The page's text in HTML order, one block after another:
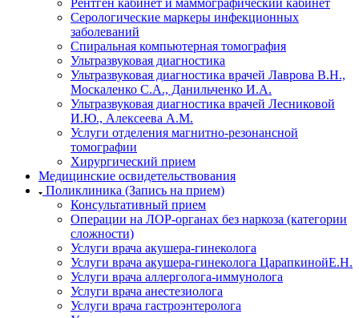
Серологические маркеры инфекционных
заболеваний
Спиральная компьютерная томография
Ультразвуковая диагностика
Ультразвуковая диагностика врачей Лаврова В.Н.,
Москаленко С.А., Данильченко И.А.
Ультразвуковая диагностика врачей Лесниковой
И.Ю., Алексеева А.М.
Услуги отделения магнитно-резонансной
томографии
Хирургический прием
Медицинские освидетельствования
Поликлиника (Запись на прием)
Консультативный прием
Операции на ЛОР-органах без наркоза (категории
сложности)
Услуги врача акушера-гинеколога
Услуги врача акушера-гинеколога ЦарапкинойЕ.Н.
Услуги врача аллерголога-иммунолога
Услуги врача анестезиолога
Услуги врача гастроэнтеролога